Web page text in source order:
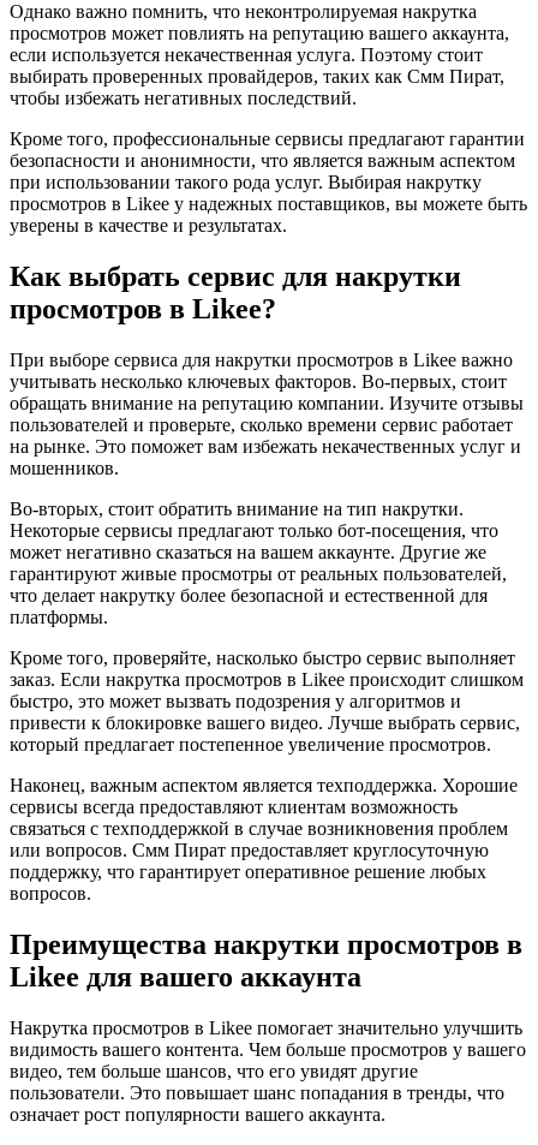
Однако важно помнить, что неконтролируемая накрутка
просмотров может повлиять на репутацию вашего аккаунта,
если используется некачественная услуга. Поэтому стоит
выбирать проверенных провайдеров, таких как Смм Пират,
чтобы избежать негативных последствий.
Кроме того, профессиональные сервисы предлагают гарантии
безопасности и анонимности, что является важным аспектом
при использовании такого рода услуг. Выбирая накрутку
просмотров в Likee у надежных поставщиков, вы можете быть
уверены в качестве и результатах.
Как выбрать сервис для накрутки
просмотров в Likee?
При выборе сервиса для накрутки просмотров в Likee важно
учитывать несколько ключевых факторов. Во-первых, стоит
обращать внимание на репутацию компании. Изучите отзывы
пользователей и проверьте, сколько времени сервис работает
на рынке. Это поможет вам избежать некачественных услуг и
мошенников.
Во-вторых, стоит обратить внимание на тип накрутки.
Некоторые сервисы предлагают только бот-посещения, что
может негативно сказаться на вашем аккаунте. Другие же
гарантируют живые просмотры от реальных пользователей,
что делает накрутку более безопасной и естественной для
платформы.
Кроме того, проверяйте, насколько быстро сервис выполняет
заказ. Если накрутка просмотров в Likee происходит слишком
быстро, это может вызвать подозрения у алгоритмов и
привести к блокировке вашего видео. Лучше выбрать сервис,
который предлагает постепенное увеличение просмотров.
Наконец, важным аспектом является техподдержка. Хорошие
сервисы всегда предоставляют клиентам возможность
связаться с техподдержкой в случае возникновения проблем
или вопросов. Смм Пират предоставляет круглосуточную
поддержку, что гарантирует оперативное решение любых
вопросов.
Преимущества накрутки просмотров в
Likee для вашего аккаунта
Накрутка просмотров в Likee помогает значительно улучшить
видимость вашего контента. Чем больше просмотров у вашего
видео, тем больше шансов, что его увидят другие
пользователи. Это повышает шанс попадания в тренды, что
означает рост популярности вашего аккаунта.